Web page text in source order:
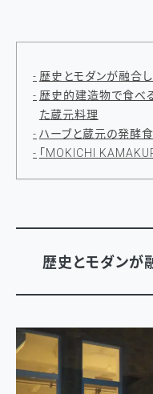
歴史とモダンが融合
歴史的建造物で食べ
た蔵元料理
ハーブと蔵元の発酵
「MOKICHI
歴史とモダンが